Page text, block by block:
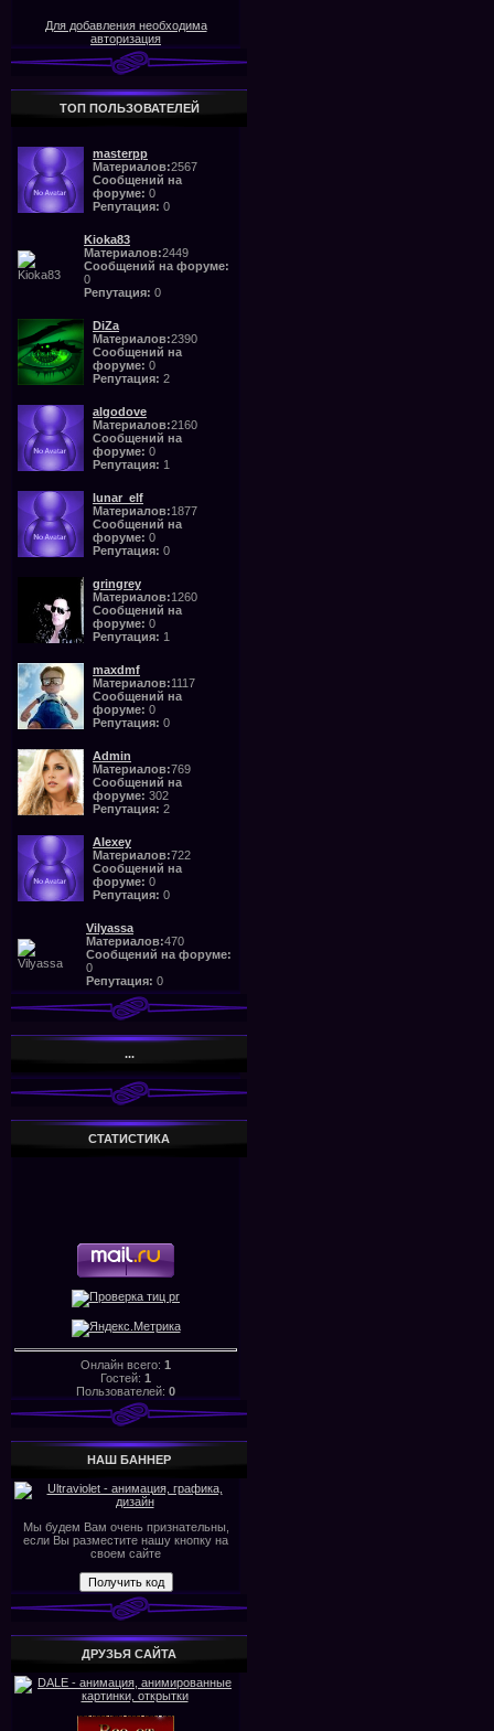
Для добавления необходима
авторизация
ТОП ПОЛЬЗОВАТЕЛЕЙ
masterpp
Материалов:2567
Сообщений на
форуме: 0
Репутация: 0
Kioka83
Материалов:2449
Сообщений на форуме:
0
Репутация: 0
DiZa
Материалов:2390
Сообщений на
форуме: 0
Репутация: 2
algodove
Материалов:2160
Сообщений на
форуме: 0
Репутация: 1
lunar_elf
Материалов:1877
Сообщений на
форуме: 0
Репутация: 0
gringrey
Материалов:1260
Сообщений на
форуме: 0
Репутация: 1
maxdmf
Материалов:1117
Сообщений на
форуме: 0
Репутация: 0
Admin
Материалов:769
Сообщений на
форуме: 302
Репутация: 2
Alexey
Материалов:722
Сообщений на
форуме: 0
Репутация: 0
Vilyassa
Материалов:470
Сообщений на форуме:
0
Репутация: 0
...
СТАТИСТИКА
Онлайн всего: 1
Гостей: 1
Пользователей: 0
НАШ БАHHЕР
Мы будем Вам очень признательны,
если Вы разместите нашу кнопку на
своем сайте
ДРУЗЬЯ САЙТА